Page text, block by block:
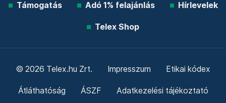
Támogatás Adó 1% felajánlás Hírlevelek
Telex Shop
© 2026 Telex.hu Zrt. Impresszum Etikai kódex
Átláthatóság ÁSZF Adatkezelési tájékoztató